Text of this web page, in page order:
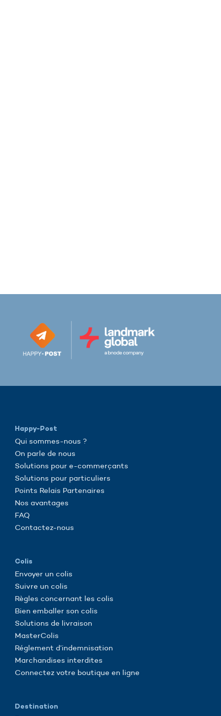
Happy-Post
Qui sommes-nous ?
On parle de nous
Solutions pour e-commerçants
Solutions pour particuliers
Points Relais Partenaires
Nos avantages
FAQ
Contactez-nous
Colis
Envoyer un colis
Suivre un colis
Règles concernant les colis
Bien emballer son colis
Solutions de livraison
MasterColis
Réglement d’indemnisation
Marchandises interdites
Connectez votre boutique en ligne
Destination